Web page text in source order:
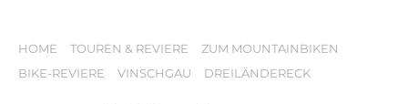
HOME TOUREN & REVIERE
ZUM MOUNTAINBIKEN
BIKE-REVIERE
VINSCHGAU DREILÄNDERECK